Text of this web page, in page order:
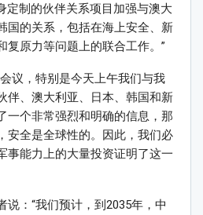
定制的伙伴关系项目加强与澳大
国的关系，包括在海上安全、新
复原力等问题上的联合工作。”
议，特别是今天上午我们与我
伴、澳大利亚、日本、韩国和新
一个非常强烈和明确的信息，那
安全是全球性的。因此，我们必
事能力上的大量投资证明了这一
说：“我们预计，到2035年，中